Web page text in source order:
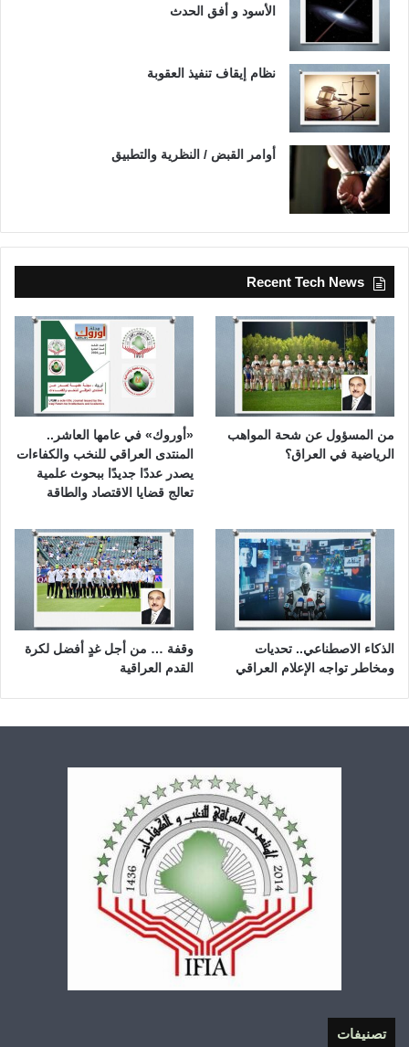
الأسود و أفق الحدث
نظام إيقاف تنفيذ العقوبة
أوامر القبض / النظرية والتطبيق
Recent Tech News
من المسؤول عن شحة المواهب
الرياضية في العراق؟
«أوروك» في عامها العاشر..
المنتدى العراقي للنخب والكفاءات
يصدر عددًا جديدًا ببحوث علمية
تعالج قضايا الاقتصاد والطاقة
الذكاء الاصطناعي.. تحديات
ومخاطر تواجه الإعلام العراقي
وقفة … من أجل غدٍ أفضل لكرة
القدم العراقية
تصنيفات